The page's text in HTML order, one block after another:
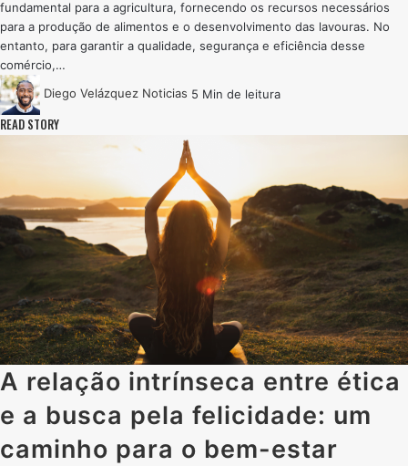
fundamental para a agricultura, fornecendo os recursos necessários
para a produção de alimentos e o desenvolvimento das lavouras. No
entanto, para garantir a qualidade, segurança e eficiência desse
comércio,…
Diego Velázquez Noticias 5 Min de leitura
READ STORY
A relação intrínseca entre ética
e a busca pela felicidade: um
caminho para o bem-estar